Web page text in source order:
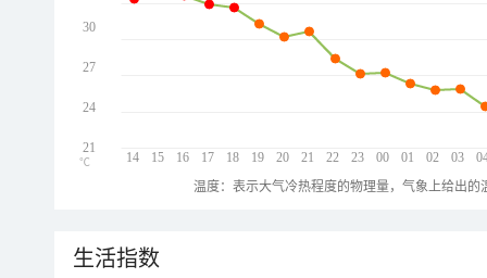
14 15 16 17 18 19 20 21 22 23 00 01 02 03
30
27
24
21
℃
温度：表示大气冷热程度的物理量，气象上给出
生活指数